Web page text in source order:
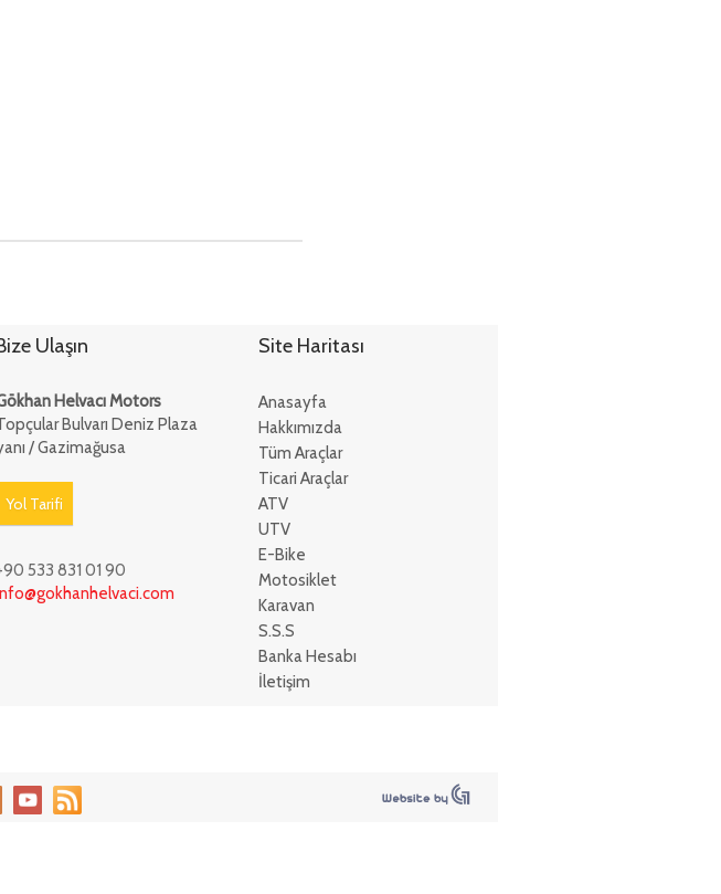
Ulaşın
Helvacı Motors
Bulvarı Deniz Plaza
/ Gazimağusa
Yol Tarifi
533 831 01 90
Site Haritası
Anasayfa
Hakkımızda
Tüm Araçlar
Ticari Araçlar
ATV
UTV
E-Bike
Motosiklet
Karavan
S.S.S
Banka Hesabı
İletişim